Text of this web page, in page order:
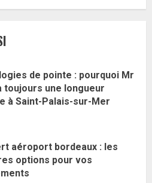
de pointe : pourquoi Mr
toujours une longueur
à Saint-Palais-sur-Mer
aéroport bordeaux : les
options pour vos